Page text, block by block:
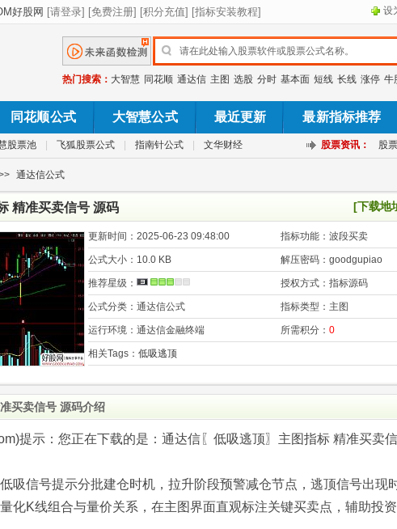
设
热门搜索： 大智慧 同花顺 通达信 主图 选股 分时 基本面 短线 长线 涨停 牛
同花顺公式 大智慧公式 最近更新 最新指标推荐
股票池 飞狐股票公式 指南针公式 文华财经 股票资讯： 股
通达信公式
精准买卖信号 源码 [下载地
更新时间： 2025-06-23 09:48:00 指标功能： 波段买卖
公式大小： 10.0 KB 解压密码： goodgupiao
推荐星级： 授权方式： 指标源码
公式分类： 通达信公式 指标类型： 主图
运行环境： 通达信金融终端 所需积分： 0
相关Tags： 低吸逃顶
买卖信号 源码介绍
提示：您正在下载的是：通达信〖低吸逃顶〗主图指标 精准买卖信
信号提示分批建仓时机，拉升阶段预警减仓节点，逃顶信号出现
化K线组合与量价关系，在主图界面直观标注关键买卖点，辅助投资